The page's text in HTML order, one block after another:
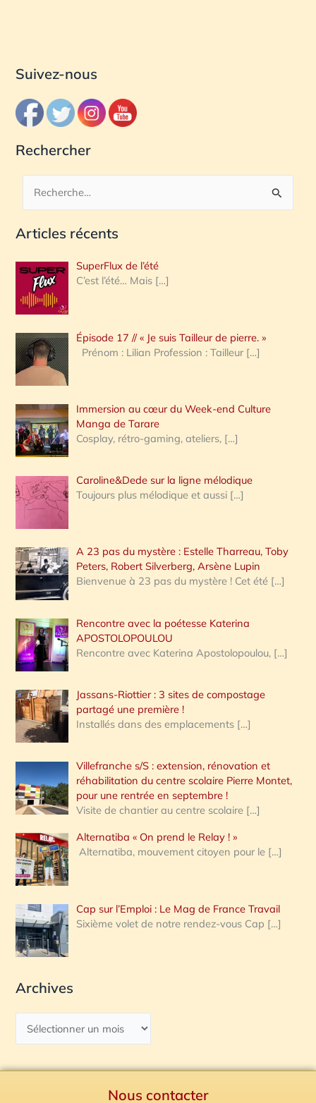
Suivez-nous
Rechercher
c
e
r
c
h
e
:
Articles récents
SuperFlux de l’été
C’est l’été… Mais […]
Épisode 17 // « Je suis Tailleur de pierre. »
Prénom : Lilian Profession : Tailleur […]
Immersion au cœur du Week-end Culture
Manga de Tarare
Cosplay, rétro-gaming, ateliers, […]
Caroline&Dede sur la ligne mélodique
Toujours plus mélodique et aussi […]
A 23 pas du mystère : Estelle Tharreau, Toby
Peters, Robert Silverberg, Arsène Lupin
Bienvenue à 23 pas du mystère ! Cet été […]
Rencontre avec la poétesse Katerina
APOSTOLOPOULOU
Rencontre avec Katerina Apostolopoulou, […]
Jassans-Riottier : 3 sites de compostage
partagé une première !
Installés dans des emplacements […]
Villefranche s/S : extension, rénovation et
réhabilitation du centre scolaire Pierre Montet,
pour une rentrée en septembre !
Visite de chantier au centre scolaire […]
Alternatiba « On prend le Relay ! »
Alternatiba, mouvement citoyen pour le […]
Cap sur l’Emploi : Le Mag de France Travail
Sixième volet de notre rendez-vous Cap […]
Archives
Nous contacter